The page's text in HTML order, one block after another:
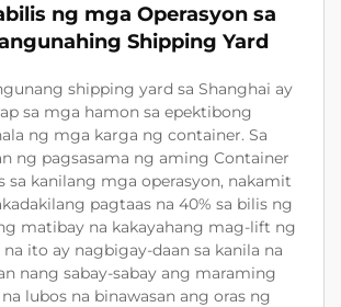
ng mga Operasyon sa
Shipping Yard
shipping yard sa Shanghai ay
sa mga hamon sa epektibong
ng mga karga ng container. Sa
ng pagsasama ng aming Container
sa kanilang mga operasyon, nakamit
pagtaas na 40% sa bilis ng
matibay na kakayahang mag-lift ng
ito ay nagbigay-daan sa kanila na
nang sabay-sabay ang maraming
lubos na binawasan ang oras ng